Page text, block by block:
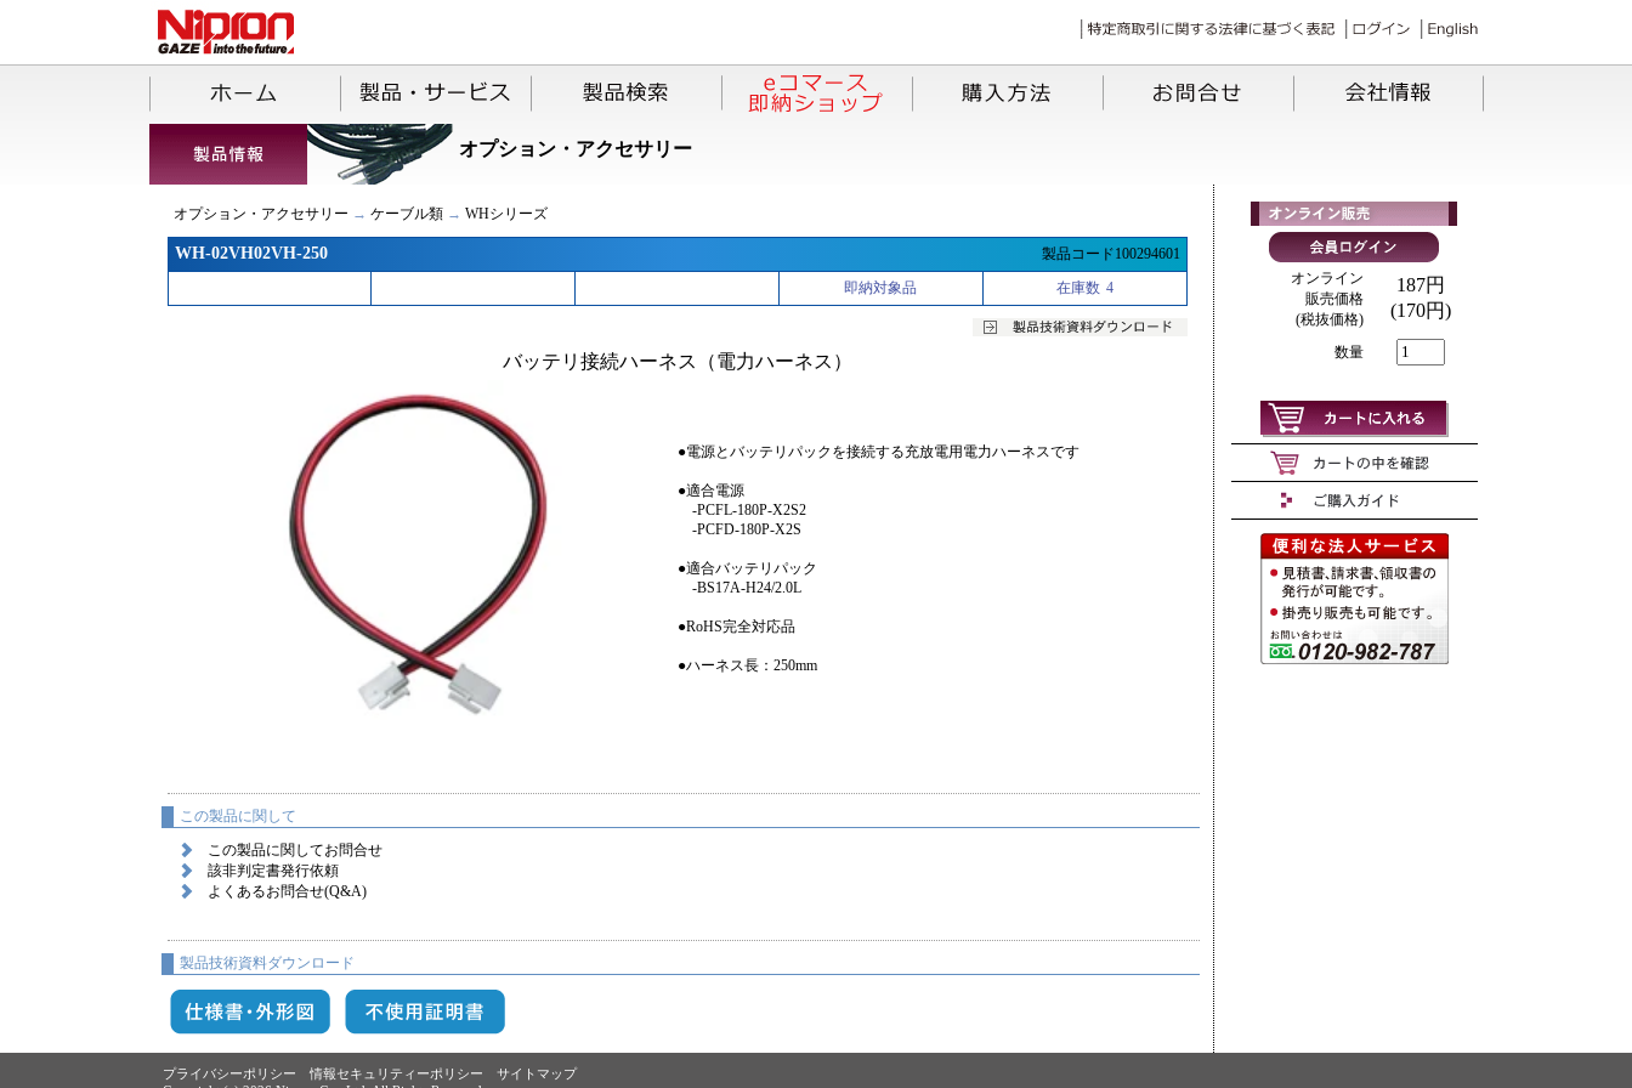
オプション・アクセサリー
オプション・アクセサリー → ケーブル類→ WHシリーズ
WH-02VH02VH-250
製品コード100294601
即納対象品
在庫数 4
バッテリ接続ハーネス（電力ハーネス）
●電源とバッテリパックを接続する充放電用電力ハーネスです
●適合電源
-PCFL-180P-X2S2
-PCFD-180P-X2S
●適合バッテリパック
-BS17A-H24/2.0L
●RoHS完全対応品
●ハーネス長：250mm
この製品に関して
この製品に関してお問合せ
該非判定書発行依頼
よくあるお問合せ(Q&A)
製品技術資料ダウンロード
オンライン
販売価格
(税抜価格)
187円
(170円)
数量
プライバシーポリシー 情報セキュリティーポリシー
サイトマップ